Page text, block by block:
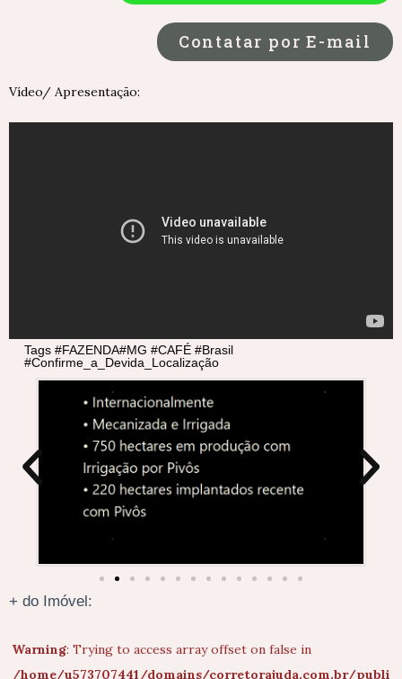
Contatar por E-mail
Vídeo/ Apresentação:
Tags #FAZENDA#MG #CAFÉ #Brasil
#Confirme_a_Devida_Localização
+ do Imóvel:
Warning: Trying to access array offset on false in
/home/u573707441/domains/corretorajuda.com.br/publi